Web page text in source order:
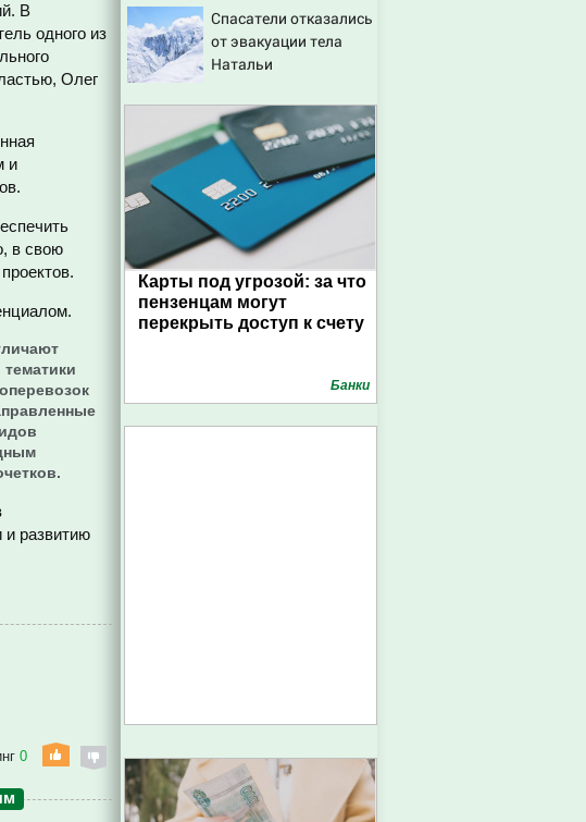
В
одного из
Олег
и
в свою
и развитию
0
пострадали минимум
восемь человек
06/08/2026 – Новости
Спасатели отказались
от эвакуации тела
Натальи
семитысячника
Карты под угрозой: за что
пензенцам могут
перекрыть доступ к счету
Банки